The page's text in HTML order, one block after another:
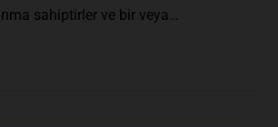
sahiptirler ve bir veya…